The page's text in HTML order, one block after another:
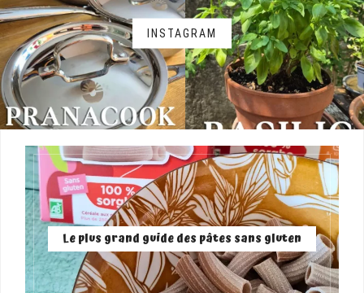
INSTAGRAM
Le plus grand guide des pâtes sans gluten